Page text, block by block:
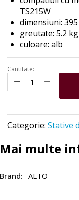
gallery
TS215W
dimensiuni:
greutate: 5.2 kg
culoare: alb
Cantitate:
Categorie: Stative
Mai multe
ALTO